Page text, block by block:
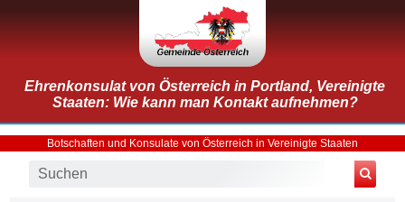
Ehrenkonsulat von Österreich in Portland, Vereinigte
Staaten: Wie kann man Kontakt aufnehmen?
Botschaften und Konsulate von Österreich in Vereinigte Staaten